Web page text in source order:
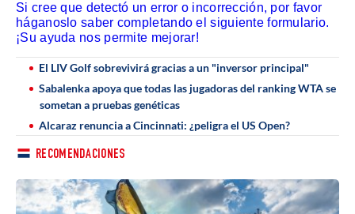
Si cree que detectó un error o incorrección, por favor
háganoslo saber completando el siguiente formulario.
¡Su ayuda nos permite mejorar!
El LIV Golf sobrevivirá gracias a un "inversor principal"
Sabalenka apoya que todas las jugadoras del ranking WTA se
sometan a pruebas genéticas
Alcaraz renuncia a Cincinnati: ¿peligra el US Open?
RECOMENDACIONES